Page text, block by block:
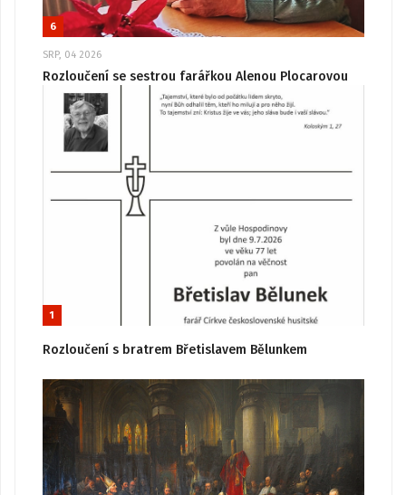
6
SRP, 04 2026
Rozloučení se sestrou farářkou Alenou Plocarovou
1
Rozloučení s bratrem Břetislavem Bělunkem